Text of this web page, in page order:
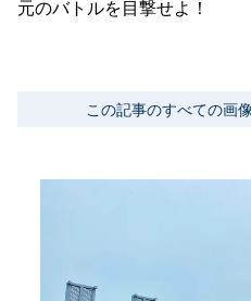
元のバトルを目撃せよ！
この記事のすべての画